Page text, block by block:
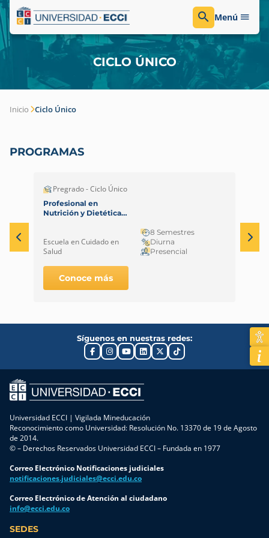
Menú
CICLO ÚNICO
Inicio Ciclo Único
PROGRAMAS
Pregrado - Ciclo Único
Profesional en
Nutrición y Dietética
Escuela en Cuidado en
Salud
8 Semestres
Diurna
Presencial
Conoce más
07/
Síguenos en nuestras redes:
Universidad ECCI | Vigilada Mineducación
Reconocimiento como Universidad: Resolución No. 13370 de 19 de Agosto
de 2014.
© – Derechos Reservados Universidad ECCI – Fundada en 1977
Correo Electrónico Notificaciones judiciales
notificaciones.judiciales@ecci.edu.co
Correo Electrónico de Atención al ciudadano
info@ecci.edu.co
SEDES